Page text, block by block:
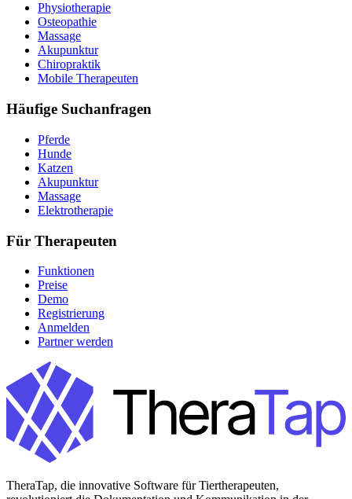
Physiotherapie
Osteopathie
Massage
Akupunktur
Chiropraktik
Mobile Therapeuten
Häufige Suchanfragen
Pferde
Hunde
Katzen
Akupunktur
Massage
Elektrotherapie
Für Therapeuten
Funktionen
Preise
Demo
Registrierung
Anmelden
Partner werden
TheraTap, die innovative Software für Tiertherapeuten,